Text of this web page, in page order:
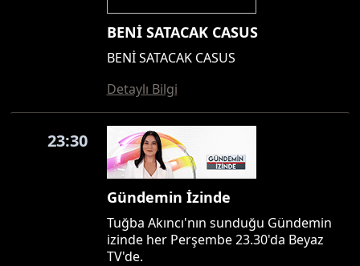
BENİ SATACAK CASUS
BENİ SATACAK CASUS
Detaylı Bilgi
23:30
Gündemin İzinde
Tuğba Akıncı'nın sunduğu Gündemin
izinde her Perşembe 23.30'da Beyaz
TV'de.